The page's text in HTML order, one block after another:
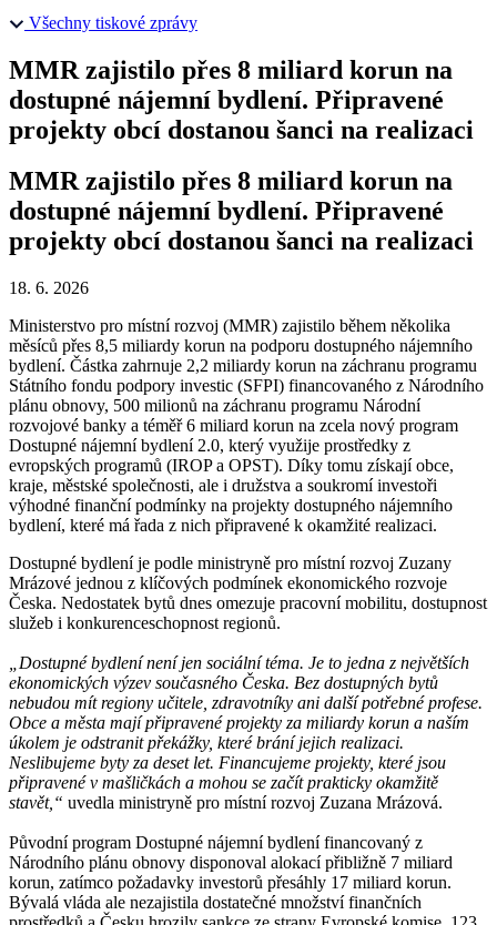
Všechny tiskové zprávy
MMR zajistilo přes 8 miliard korun na
dostupné nájemní bydlení. Připravené
projekty obcí dostanou šanci na realizaci
MMR zajistilo přes 8 miliard korun na
dostupné nájemní bydlení. Připravené
projekty obcí dostanou šanci na realizaci
18. 6. 2026
Ministerstvo pro místní rozvoj (MMR) zajistilo během několika
měsíců přes 8,5 miliardy korun na podporu dostupného nájemního
bydlení. Částka zahrnuje 2,2 miliardy korun na záchranu programu
Státního fondu podpory investic (SFPI) financovaného z Národního
plánu obnovy, 500 milionů na záchranu programu Národní
rozvojové banky a téměř 6 miliard korun na zcela nový program
Dostupné nájemní bydlení 2.0, který využije prostředky z
evropských programů (IROP a OPST). Díky tomu získají obce,
kraje, městské společnosti, ale i družstva a soukromí investoři
výhodné finanční podmínky na projekty dostupného nájemního
bydlení, které má řada z nich připravené k okamžité realizaci.
Dostupné bydlení je podle ministryně pro místní rozvoj Zuzany
Mrázové jednou z klíčových podmínek ekonomického rozvoje
Česka. Nedostatek bytů dnes omezuje pracovní mobilitu, dostupnost
služeb i konkurenceschopnost regionů.
„Dostupné bydlení není jen sociální téma. Je to jedna z největších
ekonomických výzev současného Česka. Bez dostupných bytů
nebudou mít regiony učitele, zdravotníky ani další potřebné profese.
Obce a města mají připravené projekty za miliardy korun a naším
úkolem je odstranit překážky, které brání jejich realizaci.
Neslibujeme byty za deset let. Financujeme projekty, které jsou
připravené v mašličkách a mohou se začít prakticky okamžitě
stavět,“ uvedla ministryně pro místní rozvoj Zuzana Mrázová.
Původní program Dostupné nájemní bydlení financovaný z
Národního plánu obnovy disponoval alokací přibližně 7 miliard
korun, zatímco požadavky investorů přesáhly 17 miliard korun.
Bývalá vláda ale nezajistila dostatečné množství finančních